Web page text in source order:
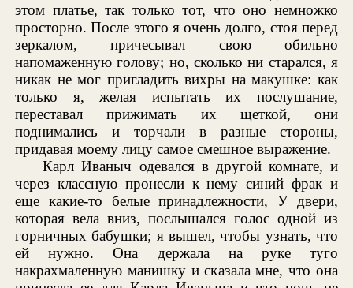
этом платье, так только тот, что оно немножко
просторно. После этого я очень долго, стоя перед
зеркалом, причесывал свою обильно
напомаженную голову; но, сколько ни старался, я
никак не мог пригладить вихры на макушке: как
только я, желая испытать их послушание,
переставал прижимать их щеткой, они
поднимались и торчали в разные стороны,
придавая моему лицу самое смешное выражение.
Карл Иваныч одевался в другой комнате, и
через классную пронесли к нему синий фрак и
еще какие-то белые принадлежности, У двери,
которая вела вниз, послышался голос одной из
горничных бабушки; я вышел, чтобы узнать, что
ей нужно. Она держала на руке туго
накрахмаленную манишку и сказала мне, что она